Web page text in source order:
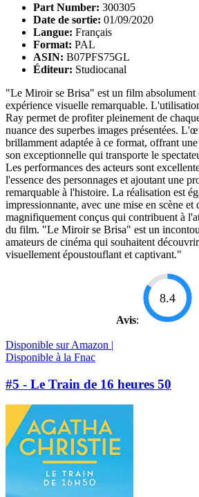
Part Number: 300305
Date de sortie: 01/09/2020
Langue: Français
Format: PAL
ASIN: B07PFS75GL
Éditeur: Studiocanal
"Le Miroir se Brisa" est un film absolument
expérience visuelle remarquable.
Ray permet de profiter pleinement de
nuance des superbes images présentées.
brillamment adaptée à ce format, offrant
son exceptionnelle qui transporte le
Les performances des acteurs sont
l'essence des personnages et ajoutant une
remarquable à l'histoire. La réalisation est
impressionnante, avec une mise en scène et
magnifiquement conçus qui contribuent à
du film. "Le Miroir se Brisa" est un
amateurs de cinéma qui souhaitent
visuellement époustouflant et captivant."
Avis:
8.4
Disponible sur Amazon |
Disponible à la Fnac
#5 - Le Train de 16 heures 50